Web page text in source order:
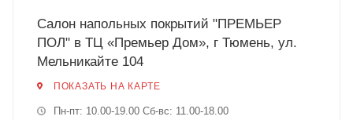
Салон напольных покрытий "ПРЕМЬЕР
ПОЛ" в ТЦ «Премьер Дом», г Тюмень, ул.
Мельникайте 104
ПОКАЗАТЬ НА КАРТЕ
Пн-пт: 10.00-19.00 Cб-вс: 11.00-18.00